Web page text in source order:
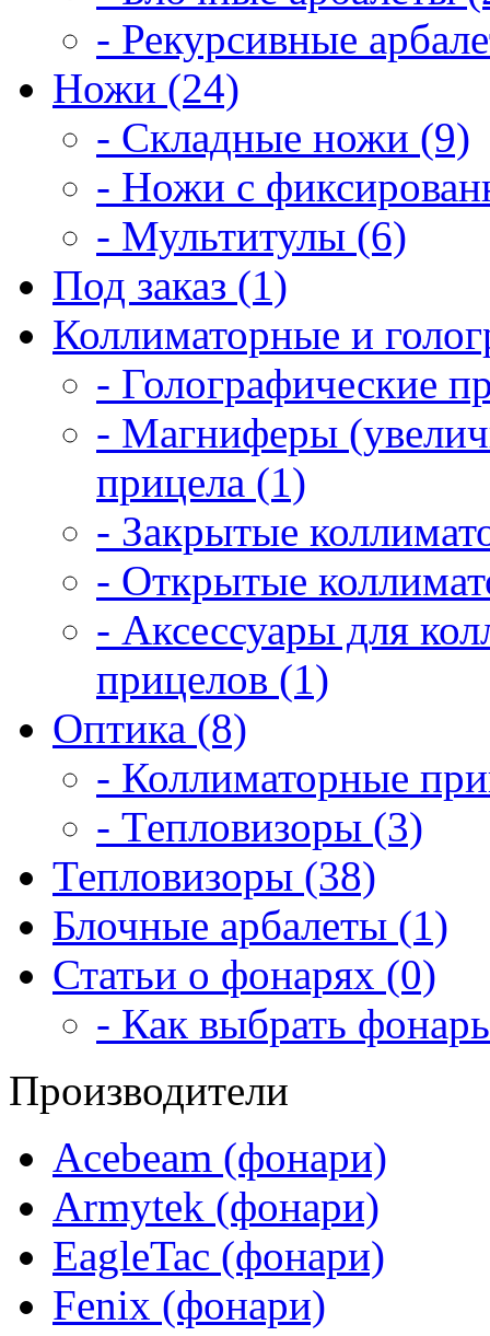
- Рекурсивные
Ножи (24)
- Складные ножи (9)
- Ножи с
- Мультитулы (6)
Под заказ (1)
Коллиматорные и
- Голографические
- Магниферы
прицела (1)
- Закрытые
- Открытые
- Аксессуары для
прицелов (1)
Оптика (8)
- Коллиматорные
- Тепловизоры (3)
Тепловизоры (38)
Блочные арбалеты (1)
Статьи о фонарях (0)
- Как выбрать
Производители
Acebeam (фонари)
Armytek (фонари)
EagleTac (фонари)
Fenix (фонари)